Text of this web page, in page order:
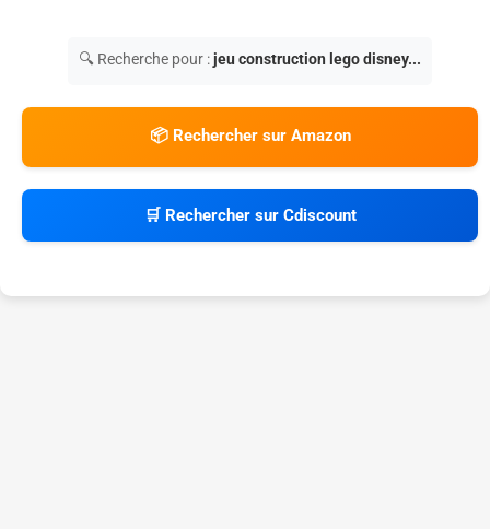
🔍 Recherche pour :jeu construction lego disney...
📦 Rechercher sur Amazon
🛒 Rechercher sur Cdiscount